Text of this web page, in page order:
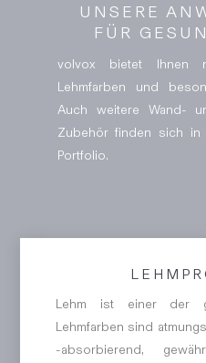
UNSERE
FÜR
volvox bietet Ihnen
Lehmfarben und
Auch weitere Wand-
Zubehör finden sich in
Portfolio.
Lehm ist einer der
Lehmfarben sind
-absorbierend,